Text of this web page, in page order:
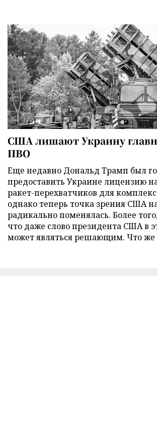
США лишают Украину
ПВО
Еще недавно Дональд Трамп был
предоставить Украине лицензию
ракет-перехватчиков для
однако теперь точка зрения США
радикально поменялась. Более
что даже слово президента США в
может являться решающим. Что же